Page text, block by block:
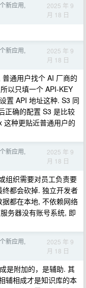
新应用,
2025 年 9
月 18 日
新应用,
2025 年 9
月 18 日
通用户找个 AI 厂商的
以只填一个 API-KEY
置 API 地址这种. S3 同
正确的配置 S3 是比较
这种更贴近普通用户的
新应用,
2025 年 9
月 18 日
组织需要对员工负责要
都会砍掉. 独立开发者
都在本地, 不依赖网络
务器没有账号系统, 即
新应用,
2025 年 9
月 18 日
是附加的，是辅助. 其
辅相成才是知识库的本